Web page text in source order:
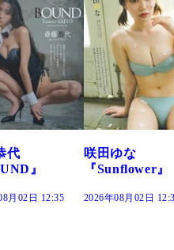
ゆな
』
年08月02日 12:30
藤水咲桜『
だまり』
2026年08月02日